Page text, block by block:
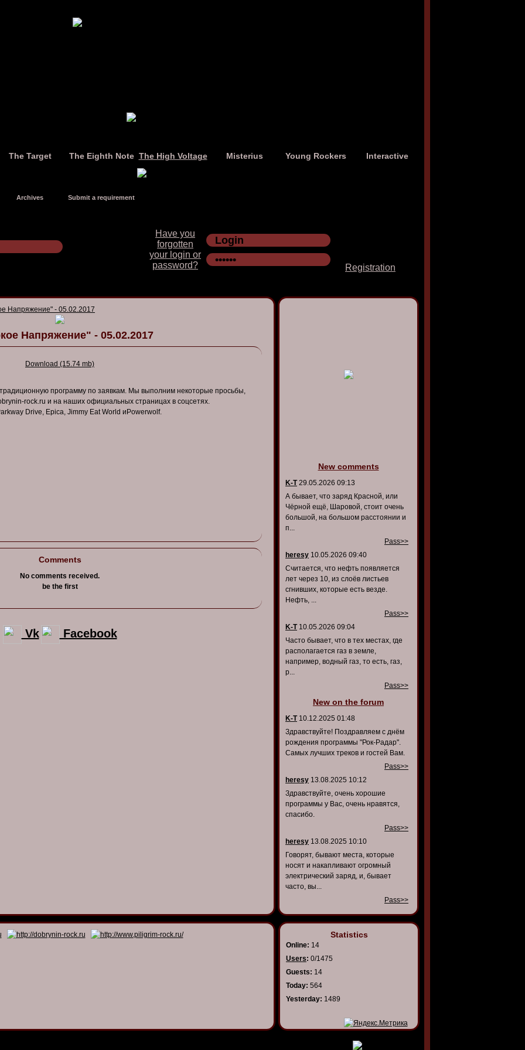
The Target The Eighth Note The High Voltage Misterius Young Rockers Interactive
Archives Submit a requirement
Have you
forgotten
your login or
password?
Registration
Напряжение" - 05.02.2017
Напряжение" - 05.02.2017
Download (15.74 mb)
программу по заявкам. Мы выполним некоторые просьбы,
rock.ru и на наших официальных страницах в соцсетях.
Drive, Epica, Jimmy Eat World иPowerwolf.
Comments
No comments received.
be the first
Vk Facebook
New comments
K-T29.05.2026 09:13
А бывает, что заряд Красной, или
Чёрной ещё, Шаровой, стоит очень
большой, на большом расстоянии и
п...
Pass>>
heresy 10.05.2026 09:40
Считается, что нефть появляется
лет через 10, из слоёв листьев
сгнивших, которые есть везде.
Нефть, ...
Pass>>
K-T10.05.2026 09:04
Часто бывает, что в тех местах, где
располагается газ в земле,
например, водный газ, то есть, газ,
р...
Pass>>
New on the forum
K-T10.12.2025 01:48
Здравствуйте! Поздравляем с днём
рождения программы "Рок-Радар".
Самых лучших треков и гостей Вам.
Pass>>
heresy 13.08.2025 10:12
Здравствуйте, очень хорошие
программы у Вас, очень нравятся,
спасибо.
Pass>>
heresy 13.08.2025 10:10
Говорят, бывают места, которые
носят и накапливают огромный
электрический заряд, и, бывает
часто, вы...
Pass>>
Statistics
Online: 14
Users: 0/1475
Guests: 14
Today: 564
Yesterday: 1489